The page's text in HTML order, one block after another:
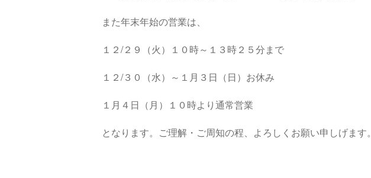
また年末年始の営業は、
１２/２９（火）１０時～１３時２５分まで
１２/３０（水）～１月３日（日）お休み
１月４日（月）１０時より通常営業
となります。ご理解・ご周知の程、よろしくお願い申しげます。